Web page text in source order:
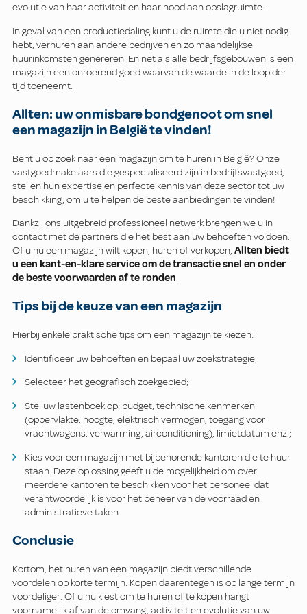
evolutie van haar activiteit en haar nood aan opslagruimte.
In geval van een productiedaling kunt u de ruimte die u niet nodig
hebt, verhuren aan andere bedrijven en zo maandelijkse
huurinkomsten genereren. En net als alle bedrijfsgebouwen is een
magazijn een onroerend goed waarvan de waarde in de loop der
tijd toeneemt.
Allten: uw onmisbare bondgenoot om snel
een magazijn in België te vinden!
Bent u op zoek naar een magazijn om te huren in België? Onze
vastgoedmakelaars die gespecialiseerd zijn in bedrijfsvastgoed,
stellen hun expertise en perfecte kennis van deze sector tot uw
beschikking, om u te helpen de beste aanbiedingen te vinden!
Dankzij ons uitgebreid professioneel netwerk brengen we u in
contact met de partners die het best aan uw behoeften voldoen.
Of u nu een magazijn wilt kopen, huren of verkopen, Allten biedt
u een kant-en-klare service om de transactie snel en onder
de beste voorwaarden af te ronden.
Tips bij de keuze van een magazijn
Hierbij enkele praktische tips om een magazijn te kiezen:
Identificeer uw behoeften en bepaal uw zoekstrategie;
Selecteer het geografisch zoekgebied;
Stel uw lastenboek op: budget, technische kenmerken
(oppervlakte, hoogte, elektrisch vermogen, toegang voor
vrachtwagens, verwarming, airconditioning), limietdatum enz.;
Kies voor een magazijn met bijbehorende kantoren die te huur
staan. Deze oplossing geeft u de mogelijkheid om over
meerdere kantoren te beschikken voor het personeel dat
verantwoordelijk is voor het beheer van de voorraad en
administratieve taken.
Conclusie
Kortom, het huren van een magazijn biedt verschillende
voordelen op korte termijn. Kopen daarentegen is op lange termijn
voordeliger. Of u nu kiest om te huren of te kopen hangt
voornamelijk af van de omvang, activiteit en evolutie van uw